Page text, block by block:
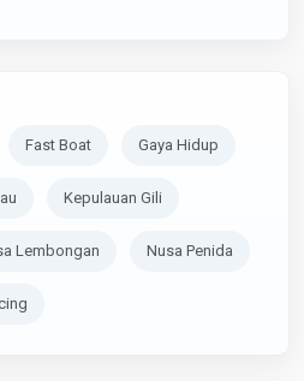
Fast Boat Gaya Hidup
Kepulauan Gili
Lembongan Nusa Penida